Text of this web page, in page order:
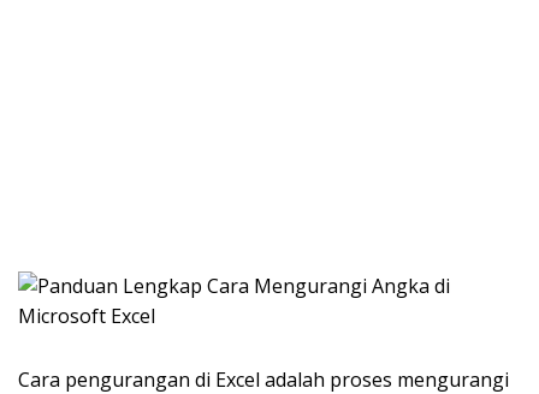
Cara pengurangan di Excel adalah proses mengurangi